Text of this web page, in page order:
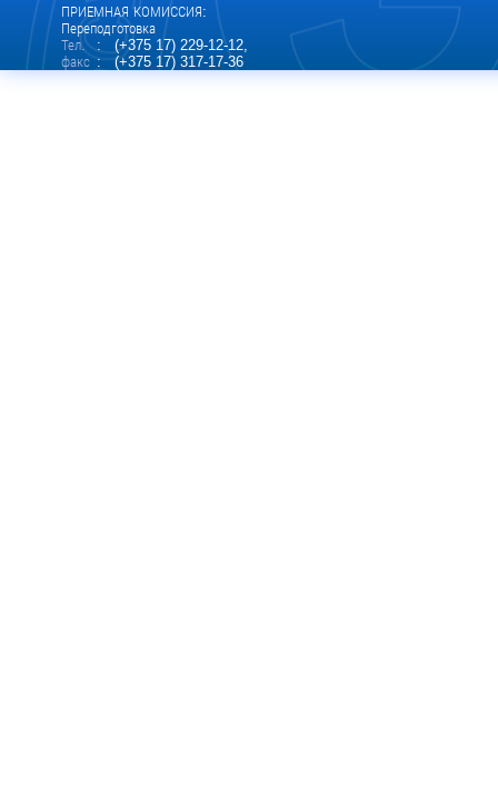
ПРИЕМНАЯ КОМИССИЯ:
Переподготовка
Тел.
: (+375 17) 229-12-12,
факс : (+375 17) 317-17-36